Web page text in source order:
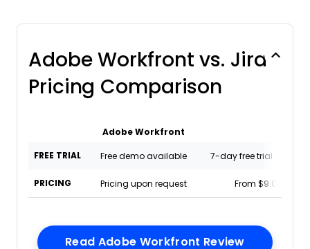
Adobe Workfront vs. Jira
Pricing Comparison
Adobe Workfront
FREE TRIAL Free demo available 7-day free trial + free
PRICING Pricing upon request From $9.05/
Read Adobe Workfront ReviewOpens